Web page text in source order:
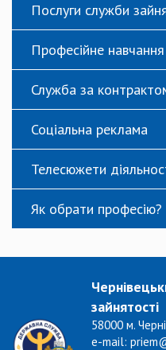
Послуги служби
Професійне навчання
Служба за
Соціальна реклама
Телесюжети
Як обрати професію?
зайнятості
58000 м.
e-mail: